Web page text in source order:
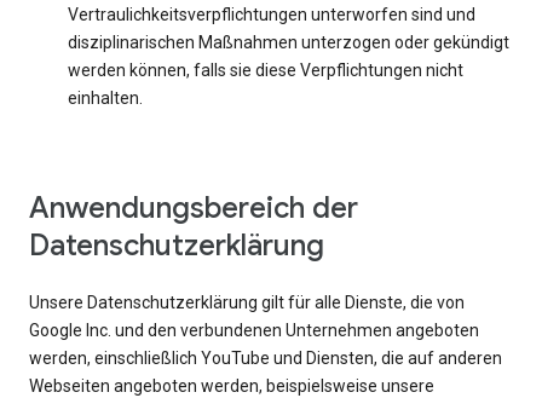
Vertraulichkeitsverpflichtungen unterworfen sind und
disziplinarischen Maßnahmen unterzogen oder gekündigt
werden können, falls sie diese Verpflichtungen nicht
einhalten.
Anwendungsbereich der
Datenschutzerklärung
Unsere Datenschutzerklärung gilt für alle Dienste, die von
Google Inc. und den verbundenen Unternehmen angeboten
werden, einschließlich YouTube und Diensten, die auf anderen
Webseiten angeboten werden, beispielsweise unsere